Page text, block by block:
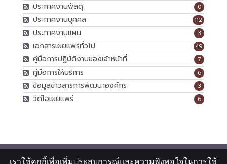
0
ประกาศงานพัสดุ
112
ประกาศงานบุคคล
3
ประกาศงานแผน
49
เอกสารเผยแพร่ทั่วไป
7
คู่มือการปฏิบัติงานของเจ้าหน้าที่
6
คู่มือการให้บริการ
3
ข้อมูลข่าวสารการพัฒนาองค์กร
6
วีดีโอเผยแพร่
เราใช้คุกกี้เพื่อเพิ่มประสบการณ์และความพึงพอใจในการใช้